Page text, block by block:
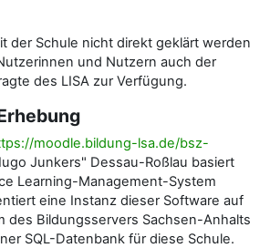
der Schule nicht direkt geklärt werden
und Nutzern auch der
des LISA zur Verfügung.
moodle.bildung-lsa.de/bsz-
Junkers" Dessau-Roßlau basiert
Learning-Management-System
eine Instanz dieser Software auf
des Bildungsservers Sachsen-Anhalts
SQL-Datenbank für diese Schule.